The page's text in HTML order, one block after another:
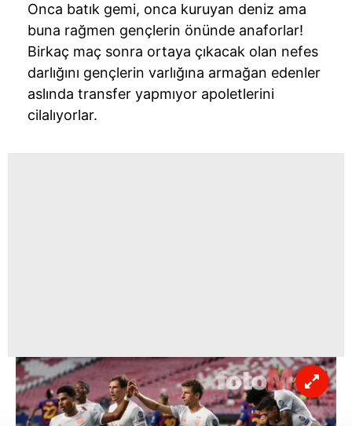
Onca batık gemi, onca kuruyan deniz ama
buna rağmen gençlerin önünde anaforlar!
Birkaç maç sonra ortaya çıkacak olan nefes
darlığını gençlerin varlığına armağan edenler
aslında transfer yapmıyor apoletlerini
cilalıyorlar.